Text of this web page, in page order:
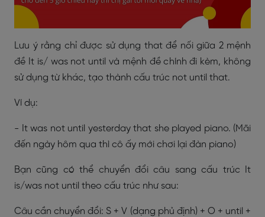
Lưu ý rằng chỉ được sử dụng that để nối giữa 2 mệnh
đề It is/ was not until và mệnh đề chính đi kèm, không
sử dụng từ khác, tạo thành cấu trúc not until that.
Ví dụ:
- It was not until yesterday that she played piano. (Mãi
đến ngày hôm qua thì cô ấy mới chơi lại đàn piano)
Bạn cũng có thể chuyển đổi câu sang cấu trúc It
is/was not until theo cấu trúc như sau:
Câu cần chuyển đổi: S + V (dạng phủ định) + O + until +